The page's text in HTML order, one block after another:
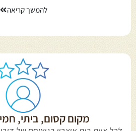
להמשך קריאה
מקום קסום, ביתי,